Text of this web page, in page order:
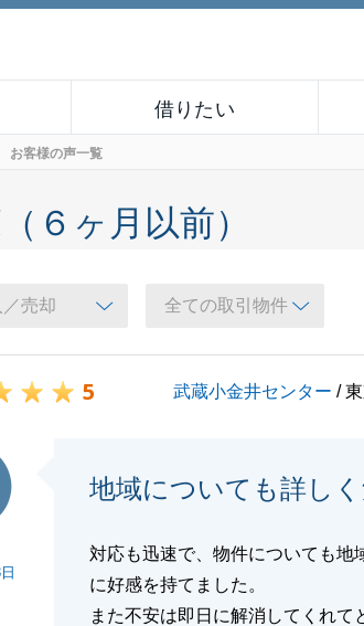
借りたい
お客様の声一覧
６ヶ月以前）
5 武蔵小金井センター /
地域についても詳し
対応も迅速で、物件についても地
に好感を持てました。
また不安は即日に解消してくれて